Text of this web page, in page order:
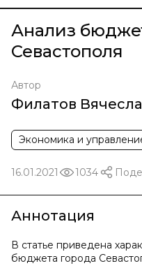
Анализ
Севастополя
Автор
Филатов
Экономика и
16.01.2021 1034
Аннотация
В статье приведена
бюджета города